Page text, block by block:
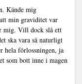
Kände mig
min graviditet var
mig. Vill dock slå ett
ska vara så naturligt
hela förlossningen, ja
som bott inne i magen